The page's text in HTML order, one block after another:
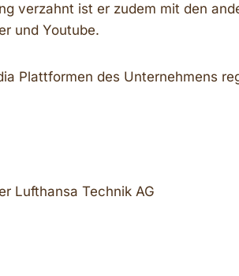
verzahnt ist er zudem mit den
und Youtube.
Plattformen des Unternehmens
Lufthansa Technik AG